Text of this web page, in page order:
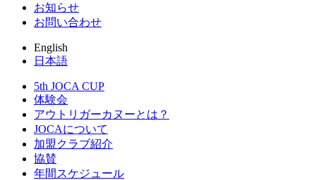
お知らせ
お問い合わせ
English
日本語
5th JOCA CUP
体験会
アウトリガーカヌーとは？
JOCAについて
加盟クラブ紹介
協賛
年間スケジュール